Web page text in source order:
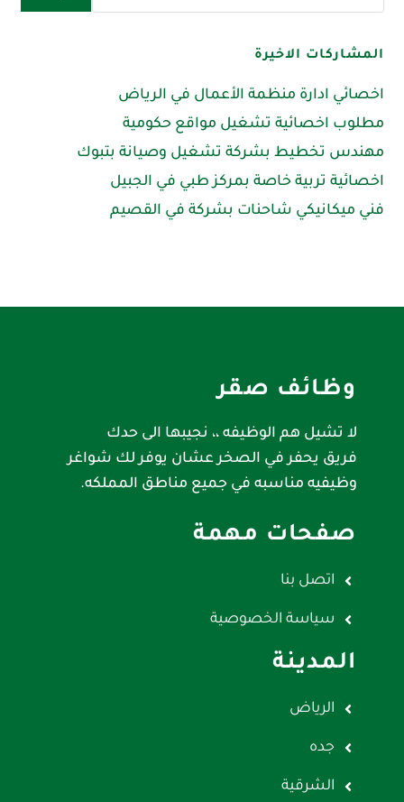
المشاركات الاخيرة
اخصائي ادارة منظمة الأعمال في الرياض
مطلوب اخصائية تشغيل مواقع حكومية
مهندس تخطيط بشركة تشغيل وصيانة بتبوك
اخصائية تربية خاصة بمركز طبي في الجبيل
فني ميكانيكي شاحنات بشركة في القصيم
وظائف صقر
لا تشيل هم الوظيفه ،، نجيبها الى حدك
فريق يحفر في الصخر عشان يوفر لك شواغر
وظيفيه مناسبه في جميع مناطق المملكه.
صفحات مهمة
اتصل بنا
سياسة الخصوصية
المدينة
الرياض
جده
الشرقية